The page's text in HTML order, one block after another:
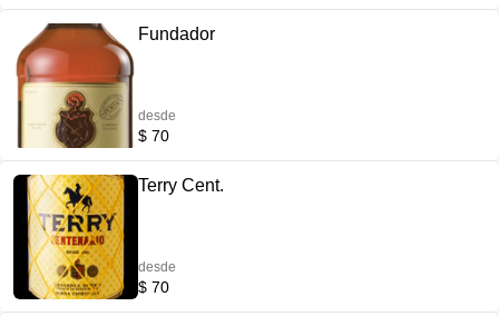
Fundador
desde
$ 70
Terry Cent.
desde
$ 70